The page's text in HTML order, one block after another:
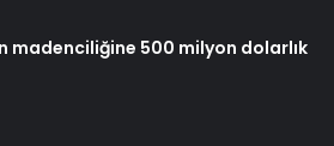
madenciliğine 500 milyon dolarlık